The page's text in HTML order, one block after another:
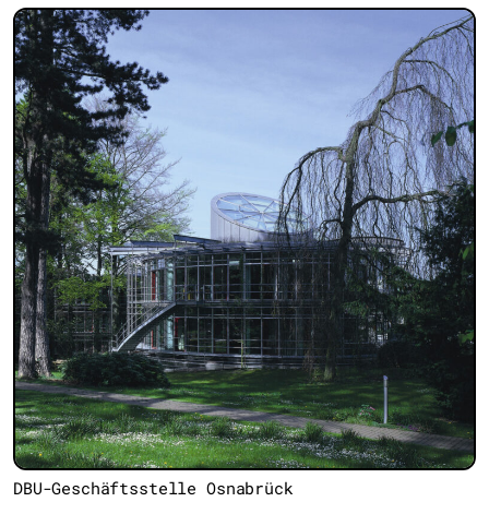
DBU-Geschäftsstelle Osnabrück